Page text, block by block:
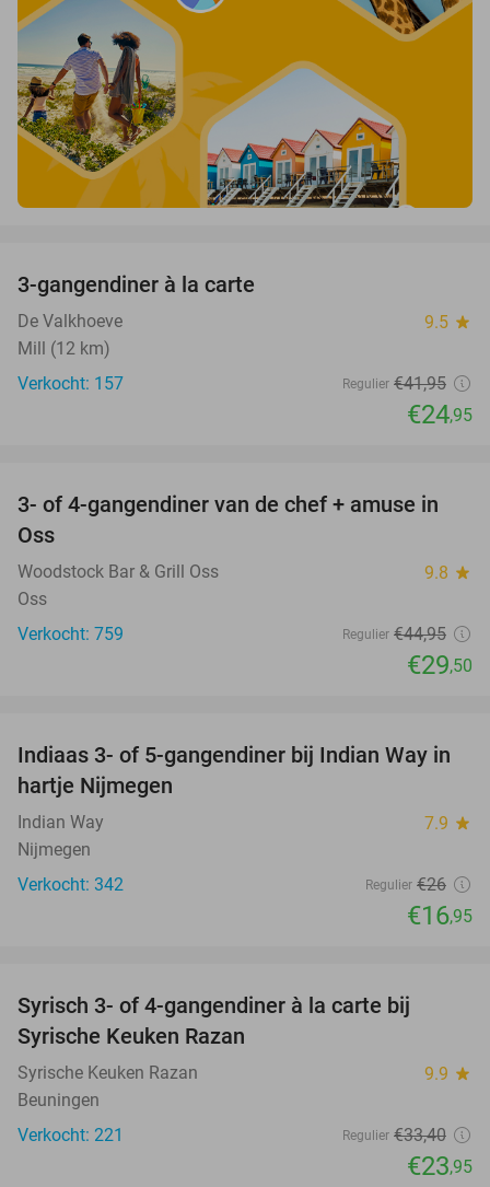
3-gangendiner à la carte
De Valkhoeve 9.5 star
Mill (12 km)
Verkocht: 157
Regulier €41,95
€24,95
34%
3- of 4-gangendiner van de chef + amuse in
Oss
Woodstock Bar & Grill Oss 9.8 star
Oss
Verkocht: 759
Regulier €44,95
€29,50
35%
Indiaas 3- of 5-gangendiner bij Indian Way in
hartje Nijmegen
Indian Way 7.9 star
Nijmegen
Verkocht: 342
Regulier €26
€16,95
Syrisch 3- of 4-gangendiner à la carte bij
Syrische Keuken Razan
Syrische Keuken Razan 9.9 star
Beuningen
Verkocht: 221
Regulier €33,40
€23,95